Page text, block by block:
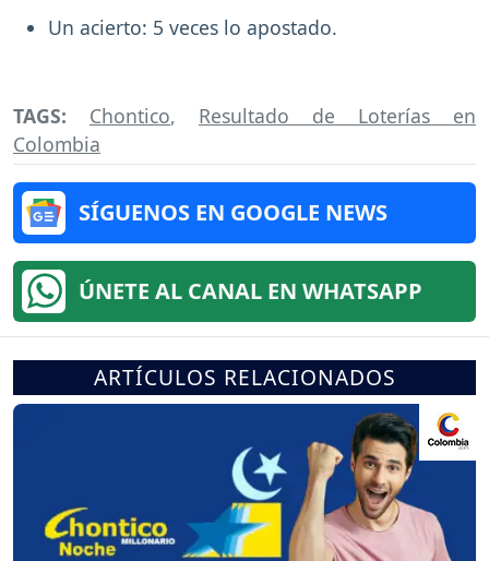
Un acierto: 5 veces lo apostado.
TAGS: Chontico, Resultado de Loterías en
Colombia
SÍGUENOS EN GOOGLE NEWS
ÚNETE AL CANAL EN WHATSAPP
ARTÍCULOS RELACIONADOS